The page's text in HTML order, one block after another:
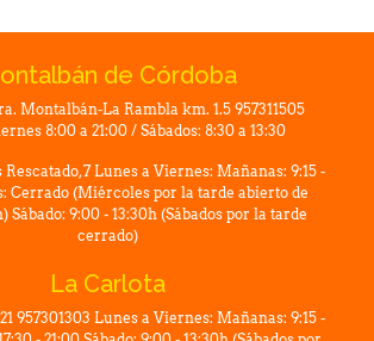
de Córdoba
Montalbán-La Rambla km. 1.5 957311505
8:00 a 21:00 / Sábados: 8:30 a 13:30
Rescatado, 7 Lunes a Viernes: Mañanas: 9:15 -
Cerrado (Miércoles por la tarde abierto de
Sábado: 9:00 - 13:30h (Sábados por la tarde
cerrado)
La Carlota
957301303 Lunes a Viernes: Mañanas: 9:15 -